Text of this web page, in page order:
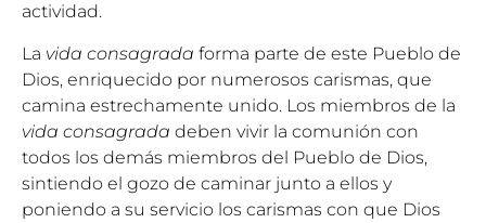
actividad.
La vida consagrada forma parte de este Pueblo de
Dios, enriquecido por numerosos carismas, que
camina estrechamente unido. Los miembros de la
vida consagrada deben vivir la comunión con
todos los demás miembros del Pueblo de Dios,
sintiendo el gozo de caminar junto a ellos y
poniendo a su servicio los carismas con que Dios